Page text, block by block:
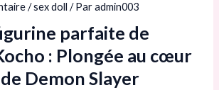
/sex doll / Paradmin003
parfaite de
: Plongée au cœur
Demon Slayer